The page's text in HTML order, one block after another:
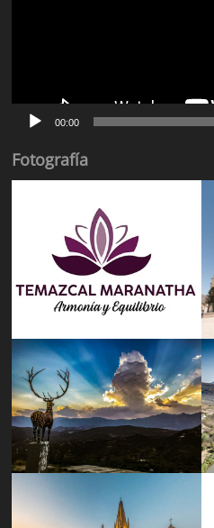
00:00
Fotografía